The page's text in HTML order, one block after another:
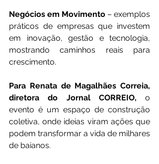
Negócios em Movimento – exemplos
práticos de empresas que investem
em inovação, gestão e tecnologia,
mostrando caminhos reais para
crescimento.
Para Renata de Magalhães Correia,
diretora do Jornal CORREIO, o
evento é um espaço de construção
coletiva, onde ideias viram ações que
podem transformar a vida de milhares
de baianos.